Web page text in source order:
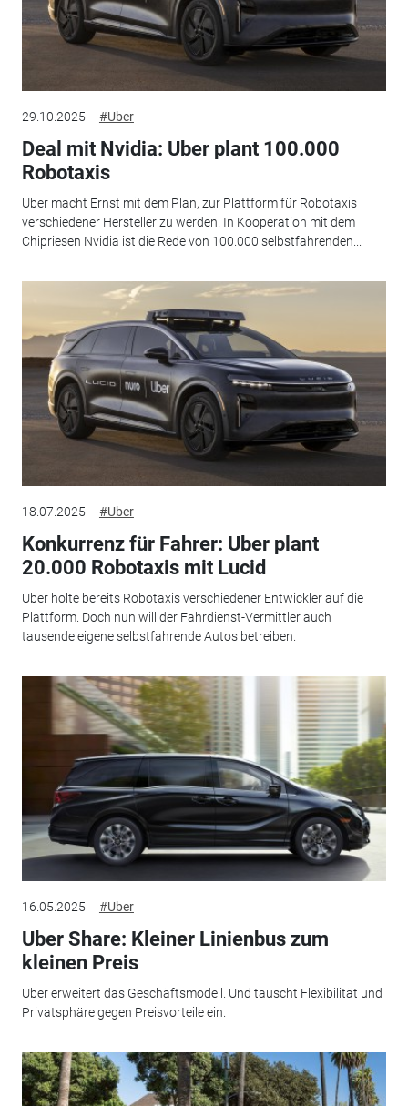
29.10.2025 #Uber
Deal mit Nvidia: Uber plant 100.000
Robotaxis
Uber macht Ernst mit dem Plan, zur Plattform für Robotaxis
verschiedener Hersteller zu werden. In Kooperation mit dem
Chipriesen Nvidia ist die Rede von 100.000 selbstfahrenden...
18.07.2025 #Uber
Konkurrenz für Fahrer: Uber plant
20.000 Robotaxis mit Lucid
Uber holte bereits Robotaxis verschiedener Entwickler auf die
Plattform. Doch nun will der Fahrdienst-Vermittler auch
tausende eigene selbstfahrende Autos betreiben.
16.05.2025 #Uber
Uber Share: Kleiner Linienbus zum
kleinen Preis
Uber erweitert das Geschäftsmodell. Und tauscht Flexibilität und
Privatsphäre gegen Preisvorteile ein.